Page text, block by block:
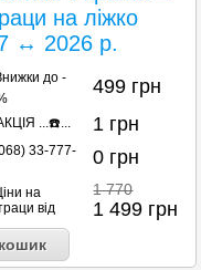
на ліжко
↔ 2026 р.
до -
499 грн
...☎️... 1 грн
33-777-
0 грн
на
від
1 770
1 499 грн